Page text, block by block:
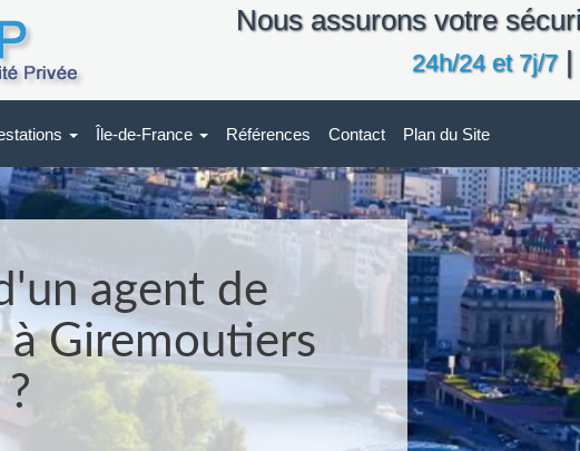
Nous assurons votre
24h/24 et 7j/7|
Île-de-France Références Contact Plan du Site
agent de
à Giremoutiers